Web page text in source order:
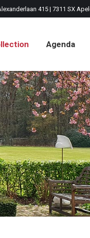
415 | 7311 SX
Agenda
Agenda